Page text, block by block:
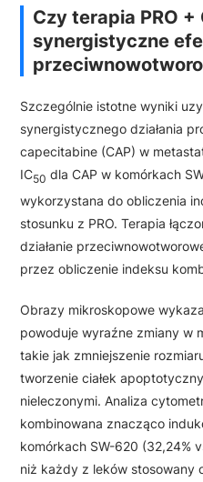
Czy terapia PRO
synergistyczne
Szczególnie istotne wyniki
synergistycznego działania
capecitabine (CAP) w
IC50 dla CAP w komórkach
wykorzystana do obliczenia
stosunku z PRO. Terapia
działanie
przez obliczenie indeksu
Obrazy mikroskopowe
powoduje wyraźne zmiany w
takie jak zmniejszenie
tworzenie ciałek
nieleczonymi. Analiza
kombinowana znacząco
komórkach SW-620 (32,24%
niż każdy z leków stosowany